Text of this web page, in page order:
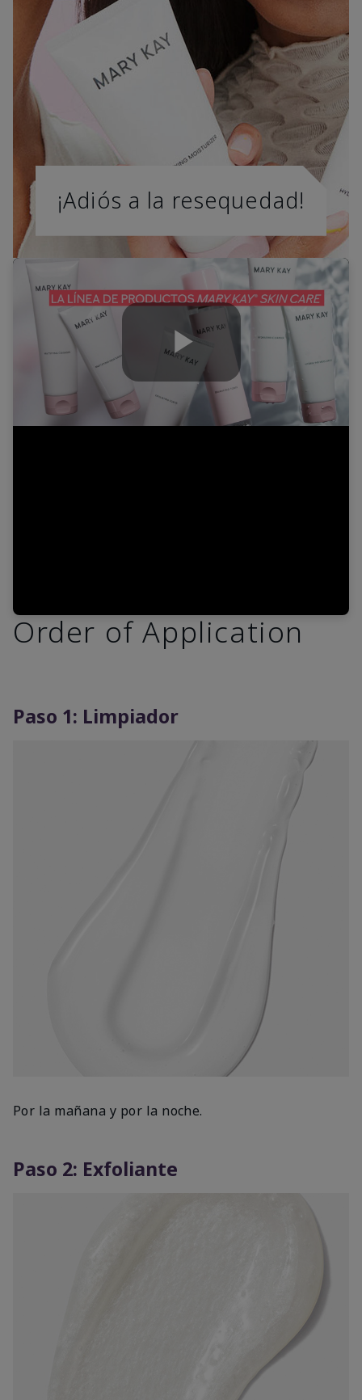
¡Adiós a la resequedad!
Play
Order of Application
Paso 1: Limpiador
Por la mañana y por la noche.
Paso 2: Exfoliante